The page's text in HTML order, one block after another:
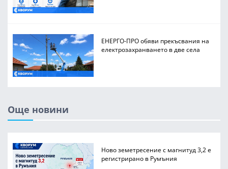
ЕНЕРГО-ПРО обяви прекъсвания на
електрозахранването в две села
Още новини
Ново земетресение с магнитуд 3,2 е
регистрирано в Румъния